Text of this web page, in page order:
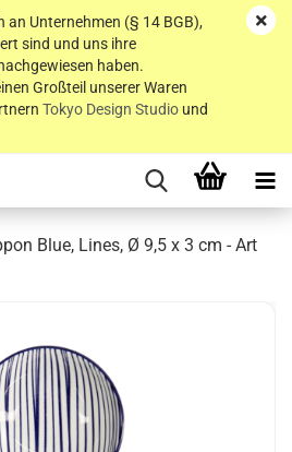
an Unternehmen (§ 14 BGB),
sind und uns ihre
haben.
Großteil unserer Waren
Tokyo Design Studio und
Blue, Lines, Ø 9,5 x 3 cm - Art